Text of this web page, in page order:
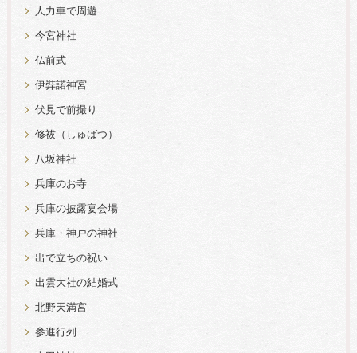
人力車で周遊
今宮神社
仏前式
伊弉諾神宮
伏見で前撮り
修祓（しゅばつ）
八坂神社
兵庫のお寺
兵庫の披露宴会場
兵庫・神戸の神社
出で立ちの祝い
出雲大社の結婚式
北野天満宮
参進行列